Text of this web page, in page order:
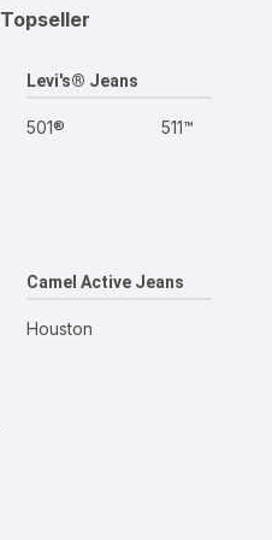
Topseller
Levi's® Jeans
501® 511™
Camel Active Jeans
Houston